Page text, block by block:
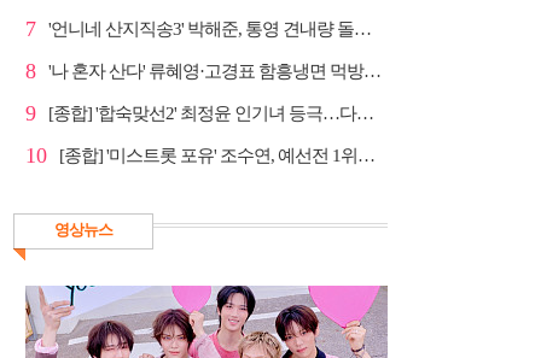
7 '언니네 산지직송3' 박해준, 통영 견내량 돌미역 조업 ...
8 '나 혼자 산다' 류혜영·고경표 함흥냉면 먹방→남산 산책
9 [종합] '합숙맞선2' 최정윤 인기녀 등극…다음주 마지막...
10 [종합] '미스트롯 포유' 조수연, 예선전 1위…신윤승 지...
영상뉴스